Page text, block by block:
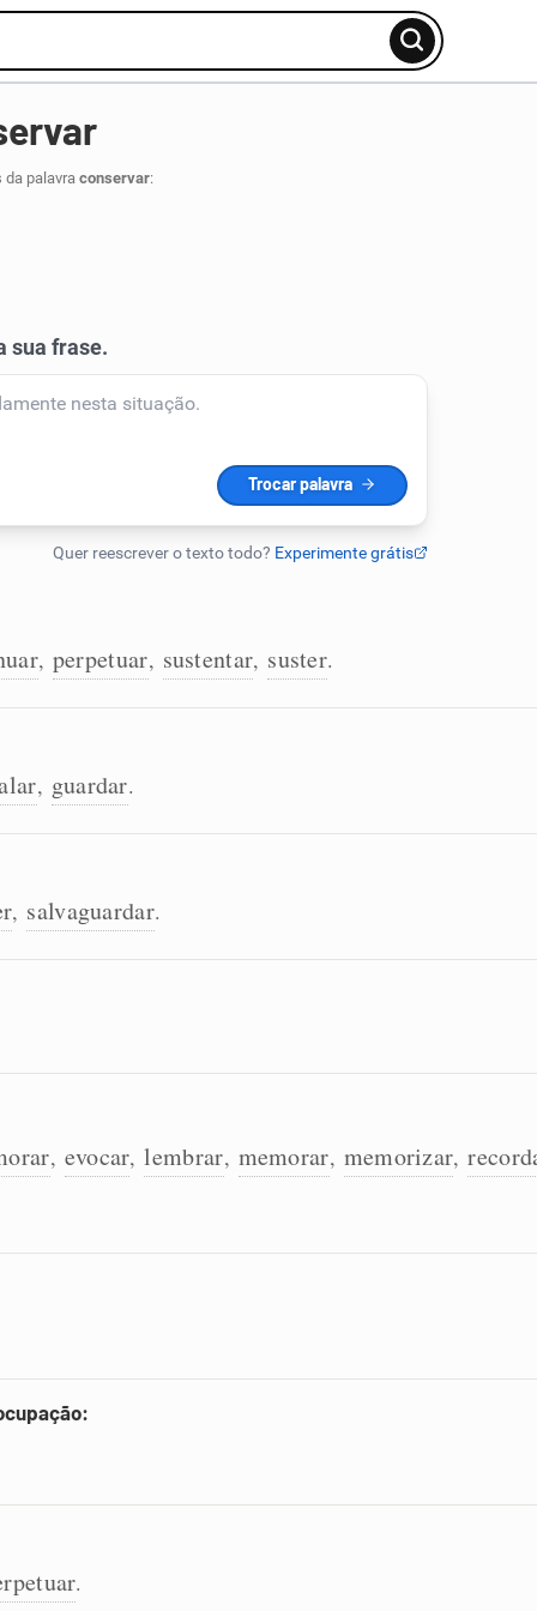
palavraconservar:
, perpetuar, sustentar, suster.
, guardar.
, salvaguardar.
, evocar, lembrar, memorar, memorizar,
.